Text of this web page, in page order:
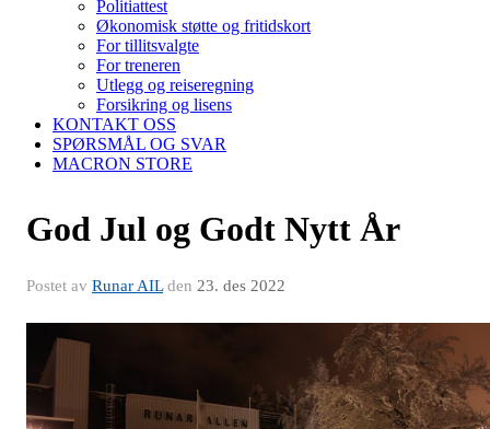
Politiattest
Økonomisk støtte og fritidskort
For tillitsvalgte
For treneren
Utlegg og reiseregning
Forsikring og lisens
KONTAKT OSS
SPØRSMÅL OG SVAR
MACRON STORE
God Jul og Godt Nytt År
Postet av Runar AILden 23. des 2022